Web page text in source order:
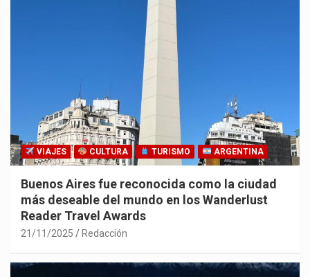
VIAJES CULTURA TURISMO ARGENTINA
Buenos Aires fue reconocida como la ciudad
más deseable del mundo en los Wanderlust
Reader Travel Awards
21/11/2025 Redacción